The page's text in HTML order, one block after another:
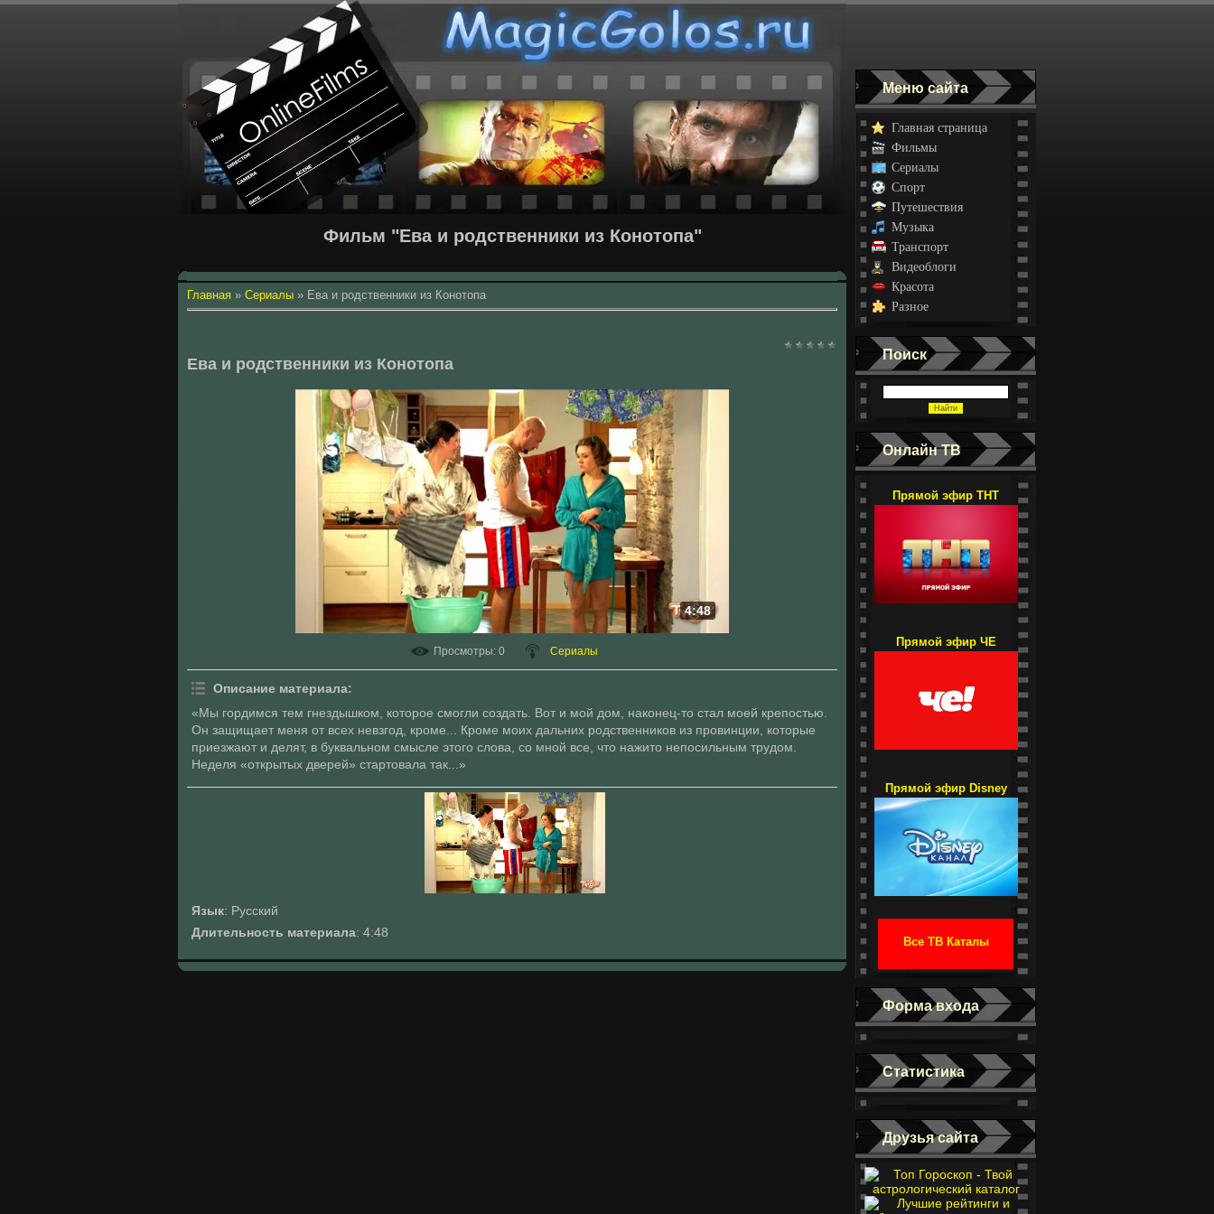
Фильм "Ева и родственники из Конотопа"
Главная » Сериалы » Ева и родственники из Конотопа
Ева и родственники из Конотопа
4:48
Просмотры: 0 Сериалы
Описание материала:
«Мы гордимся тем гнездышком, которое смогли создать. Вот и мой дом, наконец-то стал моей крепостью.
Он защищает меня от всех невзгод, кроме... Кроме моих дальних родственников из провинции, которые
приезжают и делят, в буквальном смысле этого слова, со мной все, что нажито непосильным трудом.
Неделя «открытых дверей» стартовала так...»
Язык: Русский
Длительность материала: 4:48
Меню сайта
Главная страница
Фильмы
Сериалы
Спорт
Путешествия
Музыка
Транспорт
Видеоблоги
Красота
Разное
Поиск
Онлайн ТВ
Прямой эфир ТНТ
Прямой эфир ЧЕ
Прямой эфир Disney
Все ТВ Каталы
Форма входа
Статистика
Друзья сайта